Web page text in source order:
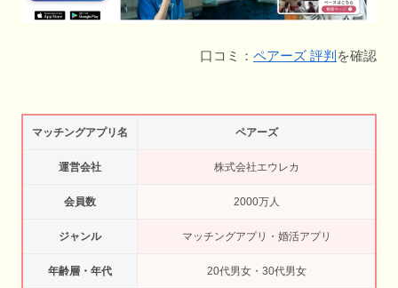
口コミ： ペアーズ 評判 を確認
マッチングアプリ名 ペアーズ
運営会社 株式会社エウレカ
会員数 2000万人
ジャンル マッチングアプリ・婚活アプリ
年齢層・年代 20代男女・30代男女